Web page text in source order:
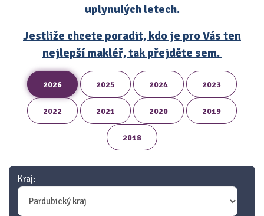
uplynulých letech.
Jestliže chcete poradit, kdo je pro Vás ten
nejlepší makléř, tak přejděte sem.
2026 2025 2024 2023
2022 2021 2020 2019
2018
Kraj: